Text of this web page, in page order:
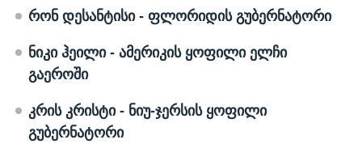
რონ დესანტისი- ფლორიდის გუბერნატორი
ნიკი ჰეილი- ამერიკის ყოფილი ელჩი
გაეროში
კრის კრისტი- ნიუ-ჯერსის ყოფილი
გუბერნატორი